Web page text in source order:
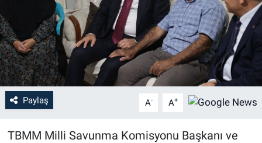
Paylaş A- A+
TBMM Milli Savunma Komisyonu Başkanı ve